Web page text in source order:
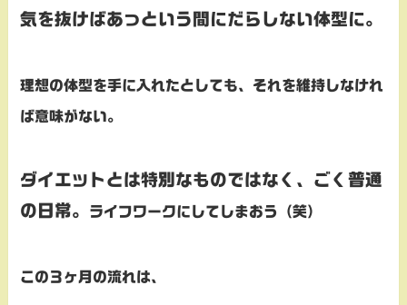
気を抜けばあっという間にだらしない体型に。
理想の体型を手に入れたとしても、それを維持しなけれ
ば意味がない。
ダイエットとは特別なものではなく、ごく普通
の日常。
ライフワークにしてしまおう（笑）
この３ヶ月の流れは、